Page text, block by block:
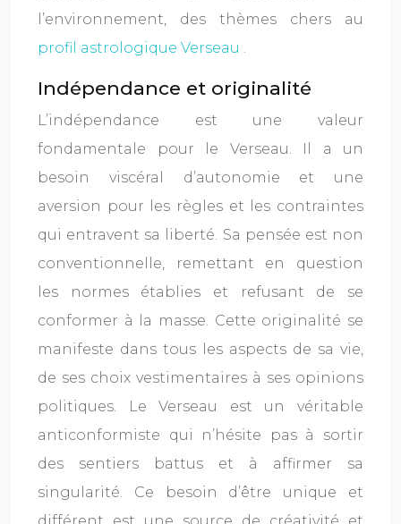
l’environnement, des thèmes chers au
profil astrologique Verseau .
Indépendance et originalité
L’indépendance est une valeur
fondamentale pour le Verseau. Il a un
besoin viscéral d’autonomie et une
aversion pour les règles et les contraintes
qui entravent sa liberté. Sa pensée est non
conventionnelle, remettant en question
les normes établies et refusant de se
conformer à la masse. Cette originalité se
manifeste dans tous les aspects de sa vie,
de ses choix vestimentaires à ses opinions
politiques. Le Verseau est un véritable
anticonformiste qui n’hésite pas à sortir
des sentiers battus et à affirmer sa
singularité. Ce besoin d’être unique et